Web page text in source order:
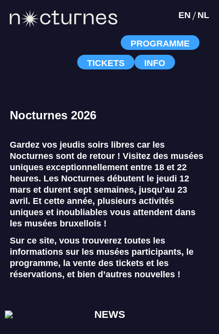
PROGRAMME
TICKETS
INFO
EN / NL
Nocturnes 2026
Gardez vos jeudis soirs libres car les
Nocturnes sont de retour ! Visitez des musées
uniques exceptionnellement entre 18 et 22
heures. Les Nocturnes débutent le jeudi 12
mars et durent sept semaines, jusqu’au 23
avril. Et cette année, plusieurs activités
uniques et inoubliables vous attendent dans
les musées bruxellois !
Sur ce site, vous trouverez toutes les
informations sur les musées participants, le
programme, la vente des tickets et les
réservations, et bien d’autres nouvelles !
NEWS